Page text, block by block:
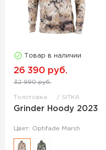
Товар в наличии
26 390 руб.
32 990 руб.
Толстовка SITKA
Grinder Hoody 2023
Цвет: Optifade Marsh